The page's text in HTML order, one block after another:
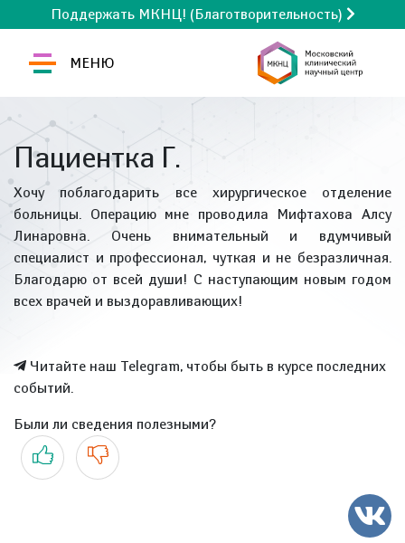
Поддержать МКНЦ! (Благотворительность)
МЕНЮ
Пациентка Г.
Хочу поблагодарить все хирургическое отделение
больницы. Операцию мне проводила Мифтахова Алсу
Линаровна. Очень внимательный и вдумчивый
специалист и профессионал, чуткая и не безразличная.
Благодарю от всей души! С наступающим новым годом
всех врачей и выздоравливающих!
Читайте наш Telegram, чтобы быть в курсе последних
событий.
Были ли сведения полезными?
Да Нет